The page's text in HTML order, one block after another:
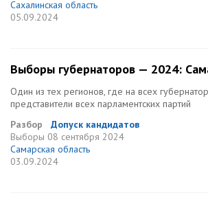
Сахалинская область
05.09.2024
Выборы губернаторов — 2024:
Один из тех регионов, где на всех
представители всех парламентских партий
Разбор
Допуск кандидатов
Выборы 08 сентября 2024
Самарская область
03.09.2024